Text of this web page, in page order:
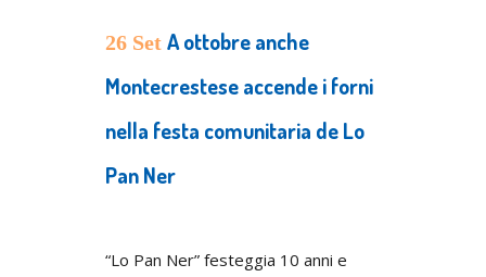
26 Set A ottobre anche
Montecrestese accende i forni
nella festa comunitaria de Lo
Pan Ner
“Lo Pan Ner” festeggia 10 anni e